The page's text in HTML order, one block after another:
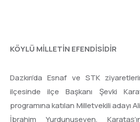
KÖYLÜ MİLLETİN EFENDİSİDİR
Dazkırı’da Esnaf ve STK
ilçesinde ilçe Başkanı Şevki
programına katılan Milletvekili adayı
İbrahim Yurdunuseven,